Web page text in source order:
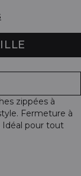
zippées à
Fermeture à
Idéal pour tout